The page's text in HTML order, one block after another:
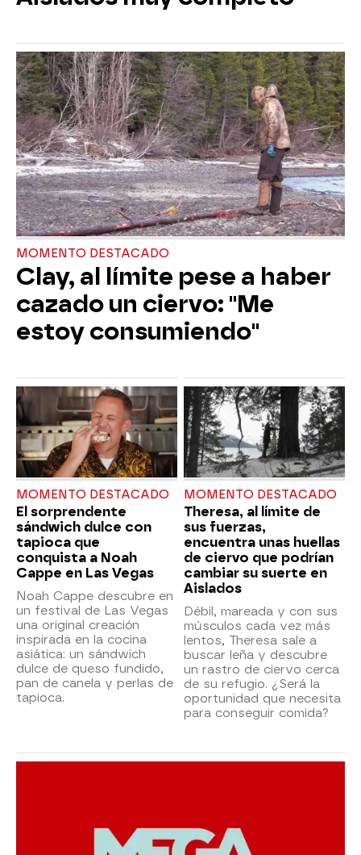
MOMENTO DESTACADO
Clay, al límite pese a haber
cazado un ciervo: "Me
estoy consumiendo"
MOMENTO DESTACADO
El sorprendente
sándwich dulce con
tapioca que
conquista a Noah
Cappe en Las Vegas
Noah Cappe descubre en
un festival de Las Vegas
una original creación
inspirada en la cocina
asiática: un sándwich
dulce de queso fundido,
pan de canela y perlas de
tapioca.
MOMENTO DESTACADO
Theresa, al límite de
sus fuerzas,
encuentra unas huellas
de ciervo que podrían
cambiar su suerte en
Aislados
Débil, mareada y con sus
músculos cada vez más
lentos, Theresa sale a
buscar leña y descubre
un rastro de ciervo cerca
de su refugio. ¿Será la
oportunidad que necesita
para conseguir comida?